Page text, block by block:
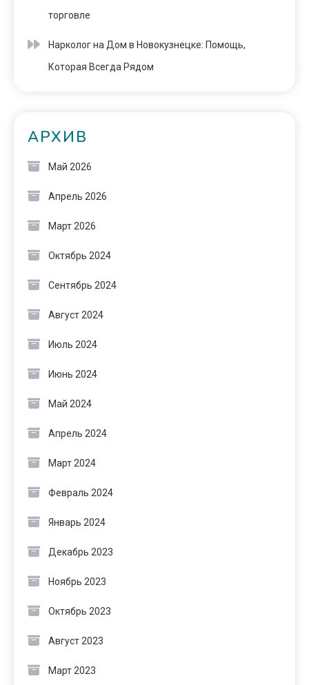
торговле
Нарколог на Дом в Новокузнецке: Помощь,
Которая Всегда Рядом
АРХИВ
Май 2026
Апрель 2026
Март 2026
Октябрь 2024
Сентябрь 2024
Август 2024
Июль 2024
Июнь 2024
Май 2024
Апрель 2024
Март 2024
Февраль 2024
Январь 2024
Декабрь 2023
Ноябрь 2023
Октябрь 2023
Август 2023
Март 2023